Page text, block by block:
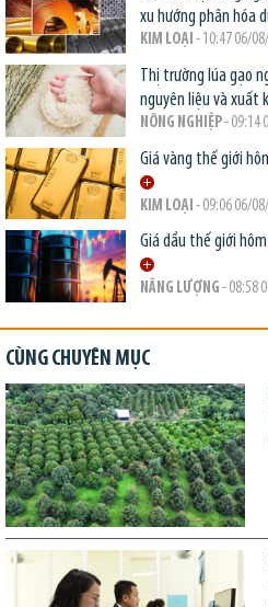
xu hướng phân hóa
KIM LOẠI - 10:47 06/
Thị trường lúa gạo
nguyên liệu và xuất
NÔNG NGHIỆP- 09:14
Giá vàng thế giới
KIM LOẠI - 09:06 06/
Giá dầu thế giới
NĂNG LƯỢNG - 08:58
CÙNG CHUYÊN MỤC